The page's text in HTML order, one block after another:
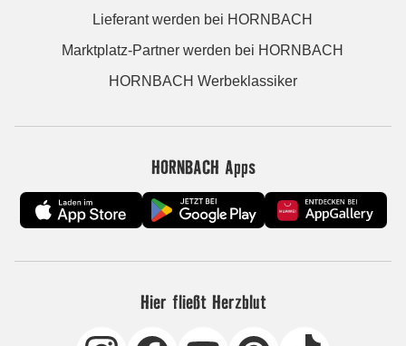
Lieferant werden bei HORNBACH
Marktplatz-Partner werden bei HORNBACH
HORNBACH Werbeklassiker
HORNBACH Apps
Hier fließt Herzblut